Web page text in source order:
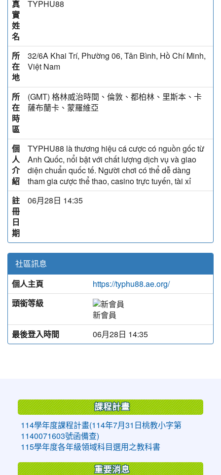
真
實
姓
名
TYPHU88
所
在
地
32/6A Khai Trí, Phường 06, Tân Bình, Hồ Chí Minh,
Việt Nam
所
在
時
區
(GMT) 格林威治時間、倫敦、都柏林、里斯本、卡
薩布蘭卡、蒙羅維亞
個
人
介
紹
TYPHU88 là thương hiệu cá cược có nguồn gốc từ
Anh Quốc, nổi bật với chất lượng dịch vụ và giao
diện chuẩn quốc tế. Người chơi có thể dễ dàng
tham gia cược thể thao, casino trực tuyến, tài xỉ
註
冊
日
期
06月28日 14:35
社區訊息
個人主頁
https://typhu88.ae.org/
頭銜等級
新會員
最後登入時間
06月28日 14:35
課程計畫
114學年度課程計畫(114年7月31日桃教小字第
1140071603號函備查)
115學年度各年級領域科目選用之教科書
重要消息